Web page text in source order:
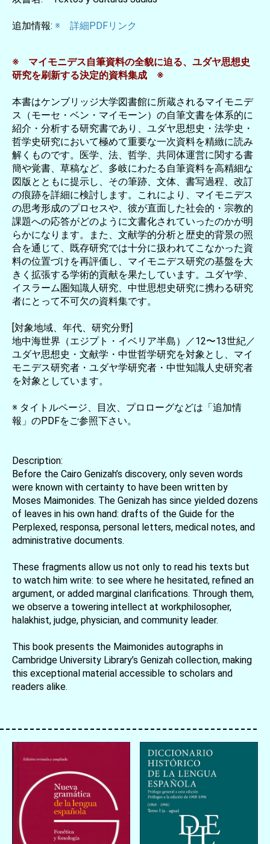
お買い物を続ける カートへ進む
追加情報: ※ 詳細PDFリンク
※ マイモニデス自筆資料の全貌に迫る、ユダヤ思想史
研究を刷新する決定的資料集成 ※
本書はケンブリッジ大学図書館に所蔵されるマイモニデ
ス（モーセ・ベン・マイモーン）の自筆文書を体系的に
紹介・分析する研究書であり、ユダヤ思想史・法学史・
哲学史研究において極めて重要な一次資料を精緻に読み
解くものです。医学、法、哲学、共同体運営に関する書
簡や覚書、草稿など、多岐にわたる自筆資料を高精細な
図版とともに提示し、その筆跡、文体、書写過程、改訂
の痕跡を詳細に検討します。これにより、マイモニデス
の思考形成のプロセスや、彼が直面した社会的・宗教的
課題への応答がどのように文書化されていったのかが明
らかになります。また、文献学的分析と歴史的背景の照
合を通じて、既存研究では十分に扱われてこなかった資
料の位置づけを再評価し、マイモニデス研究の基盤を大
きく拡張する学術的貢献を果たしています。ユダヤ学、
イスラーム圏知識人研究、中世思想史研究に携わる研究
者にとって不可欠の資料集です。
[対象地域、年代、研究分野]
地中海世界（エジプト・イベリア半島）／12〜13世紀／
ユダヤ思想史・文献学・中世哲学研究を対象とし、マイ
モニデス研究者・ユダヤ学研究者・中世知識人史研究者
を対象としています。
※ タイトルページ、目次、プロローグなどは「追加情
報」のPDFをご参照下さい。
Description:
Before the Cairo Genizah’s discovery, only seven words
were known with certainty to have been written by
Moses Maimonides. The Genizah has since yielded dozens
of leaves in his own hand: drafts of the Guide for the
Perplexed, responsa, personal letters, medical notes, and
administrative documents.
These fragments allow us not only to read his texts but
to watch him write: to see where he hesitated, refined an
argument, or added marginal clarifications. Through them,
we observe a towering intellect at workphilosopher,
halakhist, judge, physician, and community leader.
This book presents the Maimonides autographs in
Cambridge University Library’s Genizah collection, making
this exceptional material accessible to scholars and
readers alike.